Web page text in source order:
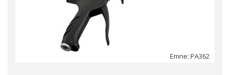
Emne: PA362